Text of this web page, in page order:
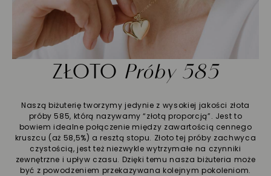
ZŁOTO Próby 585
Naszą biżuterię tworzymy jedynie z wysokiej jakości złota
próby 585, którą nazywamy “złotą proporcją”. Jest to
bowiem idealne połączenie między zawartością cennego
kruszcu (aż 58,5%) a resztą stopu. Złoto tej próby zachwyca
czystością, jest też niezwykle wytrzymałe na czynniki
zewnętrzne i upływ czasu. Dzięki temu nasza biżuteria może
być z powodzeniem przekazywana kolejnym pokoleniom.